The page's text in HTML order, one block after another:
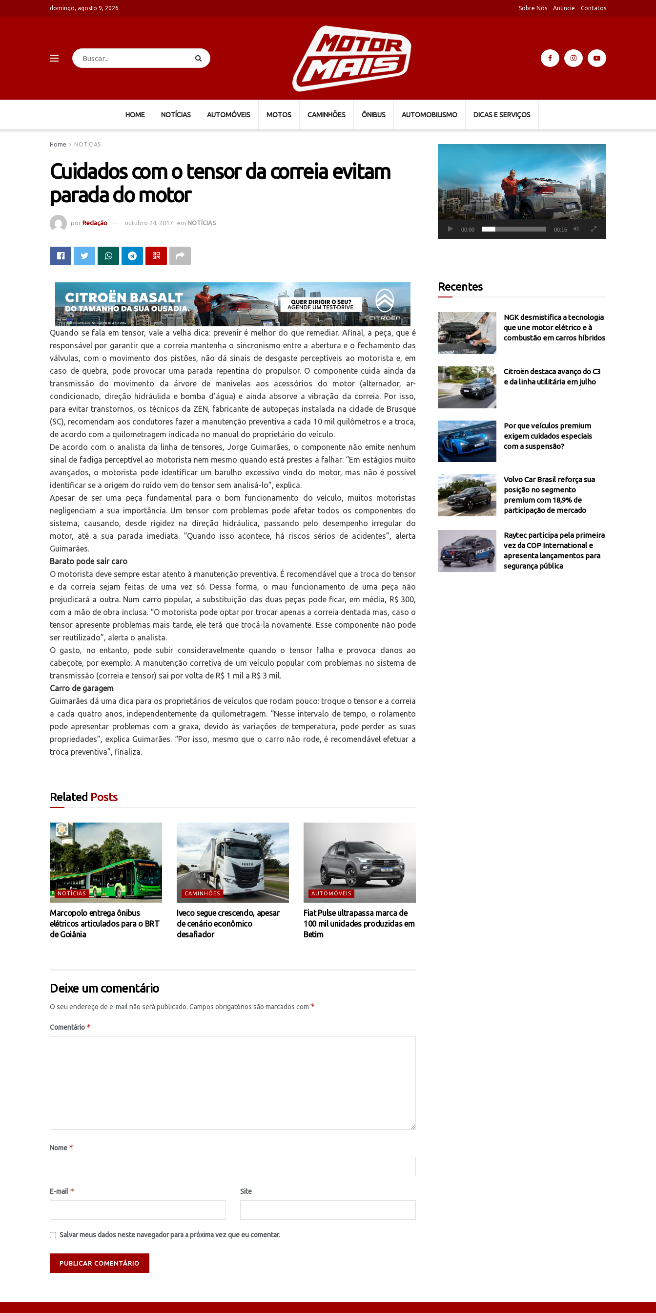
domingo, agosto 9, 2026 Sobre Nós Anuncie Contatos
HOME NOTÍCIAS AUTOMÓVEIS MOTOS CAMINHÕES ÔNIBUS AUTOMOBILISMO DICAS E SERVIÇOS
Home NOTÍCIAS
Cuidados com o tensor da correia evitam
parada do motor
por Redação outubro 24, 2017 em NOTÍCIAS
Quando se fala em tensor, vale a velha dica: prevenir é melhor do que remediar. Afinal, a peça, que é
responsável por garantir que a correia mantenha o sincronismo entre a abertura e o fechamento das
válvulas, com o movimento dos pistões, não dá sinais de desgaste perceptíveis ao motorista e, em
caso de quebra, pode provocar uma parada repentina do propulsor. O componente cuida ainda da
transmissão do movimento da árvore de manivelas aos acessórios do motor (alternador, ar-
condicionado, direção hidráulida e bomba d’água) e ainda absorve a vibração da correia. Por isso,
para evitar transtornos, os técnicos da ZEN, fabricante de autopeças instalada na cidade de Brusque
(SC), recomendam aos condutores fazer a manutenção preventiva a cada 10 mil quilômetros e a troca,
de acordo com a quilometragem indicada no manual do proprietário do veículo.
De acordo com o analista da linha de tensores, Jorge Guimarães, o componente não emite nenhum
sinal de fadiga perceptível ao motorista nem mesmo quando está prestes a falhar: “Em estágios muito
avançados, o motorista pode identificar um barulho excessivo vindo do motor, mas não é possível
identificar se a origem do ruído vem do tensor sem analisá-lo”, explica.
Apesar de ser uma peça fundamental para o bom funcionamento do veículo, muitos motoristas
negligenciam a sua importância. Um tensor com problemas pode afetar todos os componentes do
sistema, causando, desde rigidez na direção hidráulica, passando pelo desempenho irregular do
motor, até a sua parada imediata. “Quando isso acontece, há riscos sérios de acidentes”, alerta
Guimarães.
Barato pode sair caro
O motorista deve sempre estar atento à manutenção preventiva. É recomendável que a troca do tensor
e da correia sejam feitas de uma vez só. Dessa forma, o mau funcionamento de uma peça não
prejudicará a outra. Num carro popular, a substituição das duas peças pode ficar, em média, R$ 300,
com a mão de obra inclusa. “O motorista pode optar por trocar apenas a correia dentada mas, caso o
tensor apresente problemas mais tarde, ele terá que trocá-la novamente. Esse componente não pode
ser reutilizado”, alerta o analista.
O gasto, no entanto, pode subir consideravelmente quando o tensor falha e provoca danos ao
cabeçote, por exemplo. A manutenção corretiva de um veículo popular com problemas no sistema de
transmissão (correia e tensor) sai por volta de R$ 1 mil a R$ 3 mil.
Carro de garagem
Guimarães dá uma dica para os proprietários de veículos que rodam pouco: troque o tensor e a correia
a cada quatro anos, independentemente da quilometragem. “Nesse intervalo de tempo, o rolamento
pode apresentar problemas com a graxa, devido às variações de temperatura, pode perder as suas
propriedades”, explica Guimarães. “Por isso, mesmo que o carro não rode, é recomendável efetuar a
troca preventiva”, finaliza.
Related Posts
NOTÍCIAS
Marcopolo entrega ônibus
elétricos articulados para o BRT
de Goiânia
CAMINHÕES
Iveco segue crescendo, apesar
de cenário econômico
desafiador
AUTOMÓVEIS
Fiat Pulse ultrapassa marca de
100 mil unidades produzidas em
Betim
Deixe um comentário
O seu endereço de e-mail não será publicado. Campos obrigatórios são marcados com *
Comentário *
Nome *
E-mail * Site
Salvar meus dados neste navegador para a próxima vez que eu comentar.
00:00 00:15
Recentes
NGK desmistifica a tecnologia
que une motor elétrico e à
combustão em carros híbridos
Citroën destaca avanço do C3
e da linha utilitária em julho
Por que veículos premium
exigem cuidados especiais
com a suspensão?
Volvo Car Brasil reforça sua
posição no segmento
premium com 18,9% de
participação de mercado
Raytec participa pela primeira
vez da COP International e
apresenta lançamentos para
segurança pública